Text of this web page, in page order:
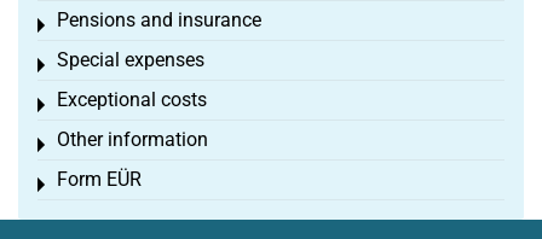
Pensions and insurance
Toggle menu
Special expenses
Toggle menu
Exceptional costs
Toggle menu
Other information
Toggle menu
Form EÜR
Toggle menu